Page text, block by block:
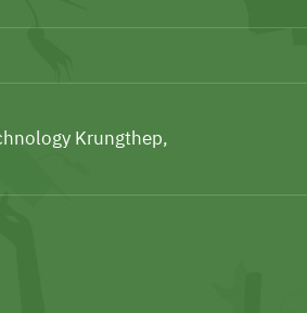
Krungthep,